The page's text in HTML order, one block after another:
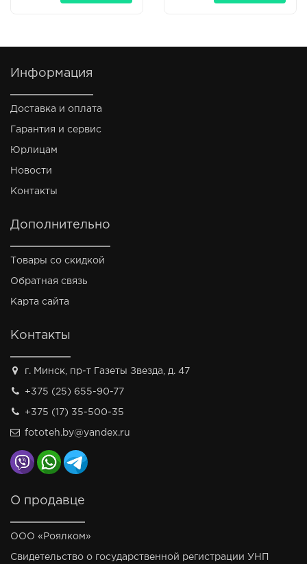
Информация
Доставка и оплата
Гарантия и сервис
Юрлицам
Новости
Контакты
Дополнительно
Товары со скидкой
Обратная связь
Карта сайта
Контакты
г. Минск, пр-т Газеты Звезда, д. 47
+375 (25) 655-90-77
+375 (17) 35-500-35
fototeh.by@yandex.ru
О продавце
ООО «Роялком»
Свидетельство о государственной регистрации УНП